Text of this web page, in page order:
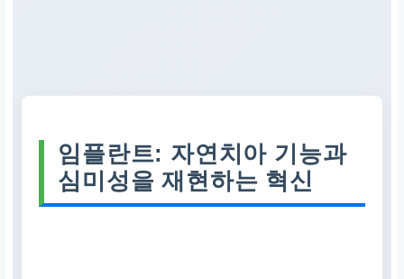
임플란트: 자연치아 기능과
심미성을 재현하는 혁신